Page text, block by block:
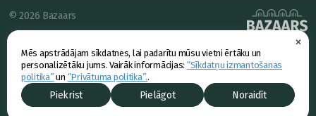
×
Mēs apstrādājam sīkdatnes, lai padarītu mūsu vietni ērtāku un
personalizētāku jums. Vairāk informācijas: “Sīkdatņu izmantošanas
politika” un “Privātuma politika”..
Piekrist Pielāgot Noraidīt
powered by
© 2026 Bazaars
Konfidencialitāte
Piedāvājums